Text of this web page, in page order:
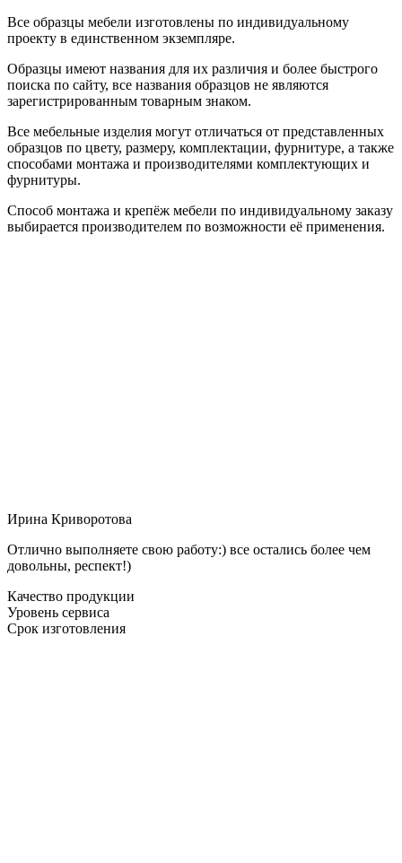
Все образцы мебели изготовлены по индивидуальному
проекту в единственном экземпляре.
Образцы имеют названия для их различия и более быстрого
поиска по сайту, все названия образцов не являются
зарегистрированным товарным знаком.
Все мебельные изделия могут отличаться от представленных
образцов по цвету, размеру, комплектации, фурнитуре, а также
способами монтажа и производителями комплектующих и
фурнитуры.
Способ монтажа и крепёж мебели по индивидуальному заказу
выбирается производителем по возможности её применения.
Ирина Криворотова
Отлично выполняете свою работу:) все остались более чем
довольны, респект!)
Качество продукции
Уровень сервиса
Срок изготовления